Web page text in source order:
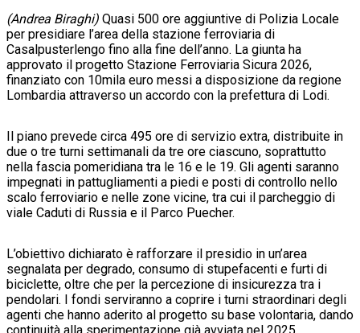
(Andrea Biraghi) Quasi 500 ore aggiuntive di Polizia Locale
per presidiare l’area della stazione ferroviaria di
Casalpusterlengo fino alla fine dell’anno. La giunta ha
approvato il progetto Stazione Ferroviaria Sicura 2026,
finanziato con 10mila euro messi a disposizione da regione
Lombardia attraverso un accordo con la prefettura di Lodi.
Il piano prevede circa 495 ore di servizio extra, distribuite in
due o tre turni settimanali da tre ore ciascuno, soprattutto
nella fascia pomeridiana tra le 16 e le 19. Gli agenti saranno
impegnati in pattugliamenti a piedi e posti di controllo nello
scalo ferroviario e nelle zone vicine, tra cui il parcheggio di
viale Caduti di Russia e il Parco Puecher.
L’obiettivo dichiarato è rafforzare il presidio in un’area
segnalata per degrado, consumo di stupefacenti e furti di
biciclette, oltre che per la percezione di insicurezza tra i
pendolari. I fondi serviranno a coprire i turni straordinari degli
agenti che hanno aderito al progetto su base volontaria, dando